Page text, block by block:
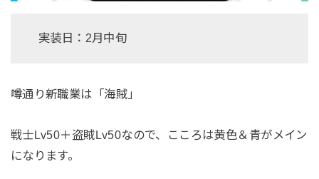
実装日：2月中旬
噂通り新職業は「海賊」
戦士Lv50＋盗賊Lv50なので、こころは黄色＆青がメイン
になります。